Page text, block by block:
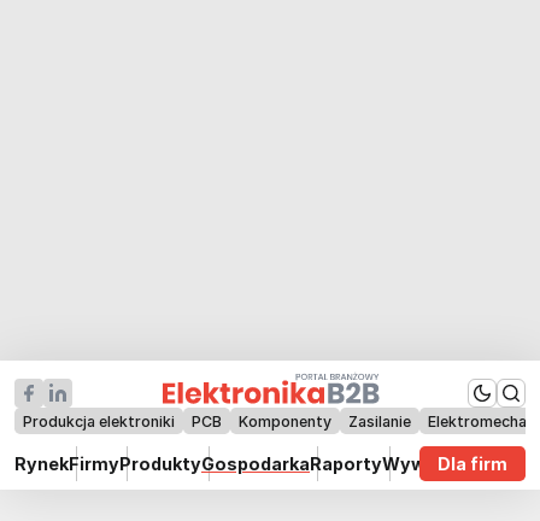
Produkcja elektroniki PCB Komponenty Zasilanie
RynekFirmyProduktyGospodarkaRaportyWywiadyDla firm